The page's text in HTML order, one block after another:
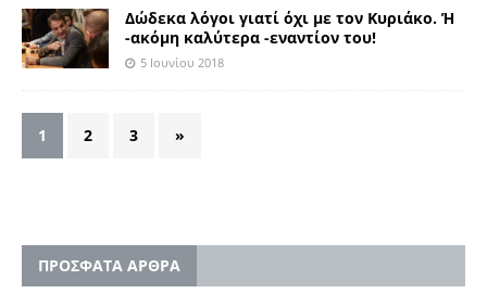
Δώδεκα λόγοι γιατί όχι με τον Κυριάκο. Ή
-ακόμη καλύτερα -εναντίον του!
5 Ιουνίου 2018
1 2 3 »
ΠΡΟΣΦΑΤΑ ΑΡΘΡΑ